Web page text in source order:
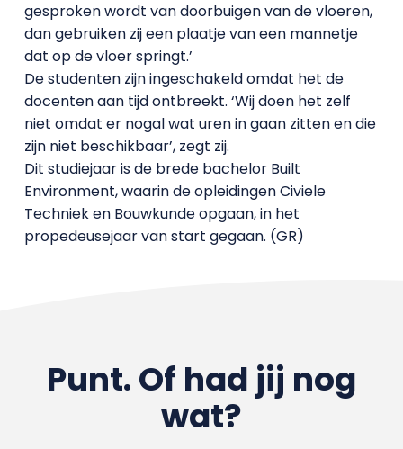
gesproken wordt van doorbuigen van de vloeren,
dan gebruiken zij een plaatje van een mannetje
dat op de vloer springt.’
De studenten zijn ingeschakeld omdat het de
docenten aan tijd ontbreekt. ‘Wij doen het zelf
niet omdat er nogal wat uren in gaan zitten en die
zijn niet beschikbaar’, zegt zij.
Dit studiejaar is de brede bachelor Built
Environment, waarin de opleidingen Civiele
Techniek en Bouwkunde opgaan, in het
propedeusejaar van start gegaan. (GR)
Punt. Of had jij nog
wat?